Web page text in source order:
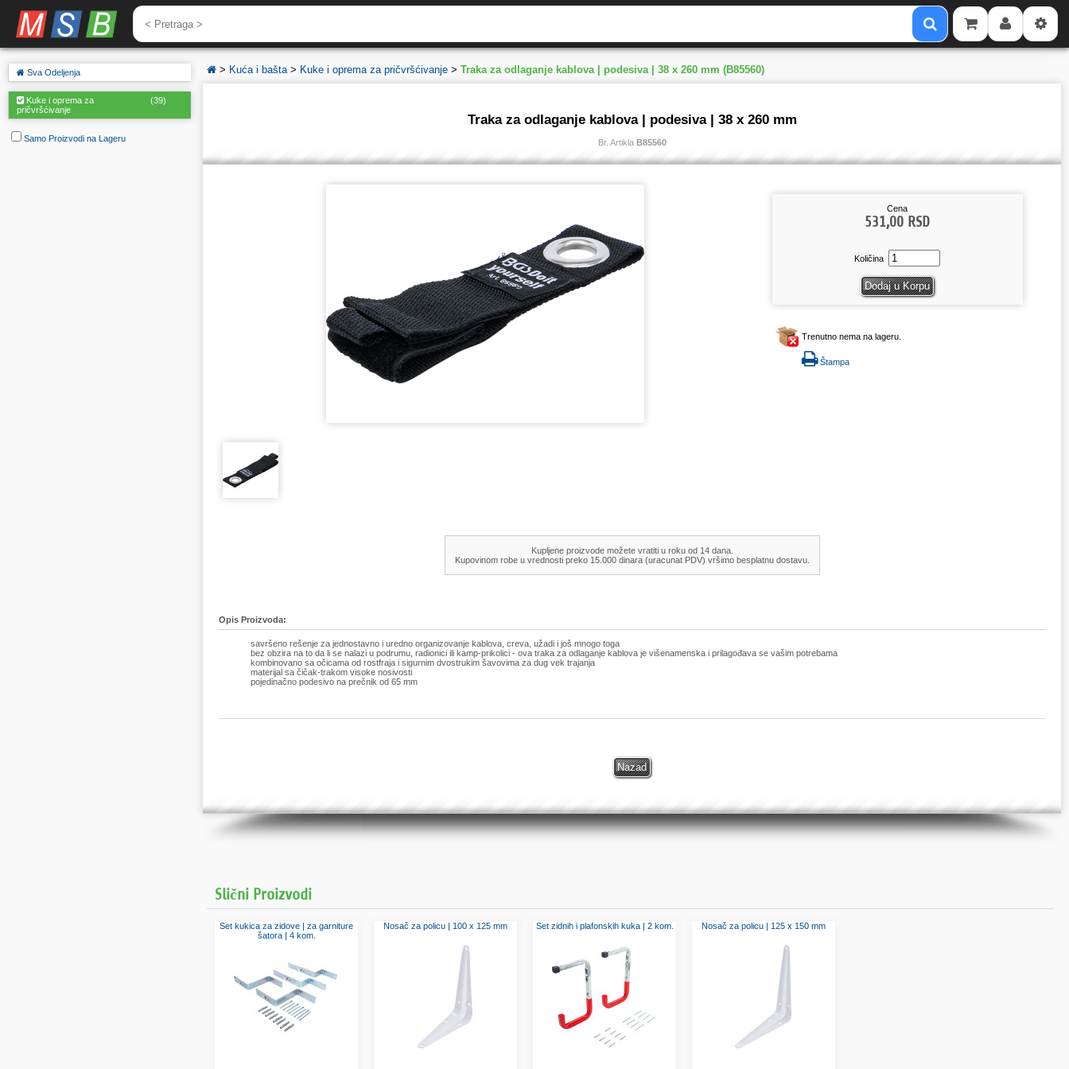
Kontakt
Sva Odeljenja
Kuke i oprema za
pričvršćivanje
(39)
Samo Proizvodi na Lageru
> Kuća i bašta> Kuke i oprema za pričvršćivanje > Traka za odlaganje kablova | podesiva | 38 x 260 mm (B85560)
Traka za odlaganje kablova | podesiva | 38 x 260 mm
Br. Artikla B85560
Cena
531,00 RSD
Količina
Trenutno nema na lageru.
Štampa
Kupljene proizvode možete vratiti u roku od 14 dana.
Kupovinom robe u vrednosti preko 15.000 dinara (uracunat PDV) vršimo besplatnu dostavu.
Opis Proizvoda:
savršeno rešenje za jednostavno i uredno organizovanje kablova, creva, užadi i još mnogo toga
bez obzira na to da li se nalazi u podrumu, radionici ili kamp-prikolici - ova traka za odlaganje kablova je višenamenska i prilagođava se vašim potrebama
kombinovano sa očicama od rostfraja i sigurnim dvostrukim šavovima za dug vek trajanja
materijal sa čičak-trakom visoke nosivosti
pojedinačno podesivo na prečnik od 65 mm
Slični Proizvodi
Set kukica za zidove | za garniture
šatora | 4 kom.
Nosač za policu | 100 x 125 mm Set zidnih i plafonskih kuka | 2 kom. Nosač za policu | 125 x 150 mm